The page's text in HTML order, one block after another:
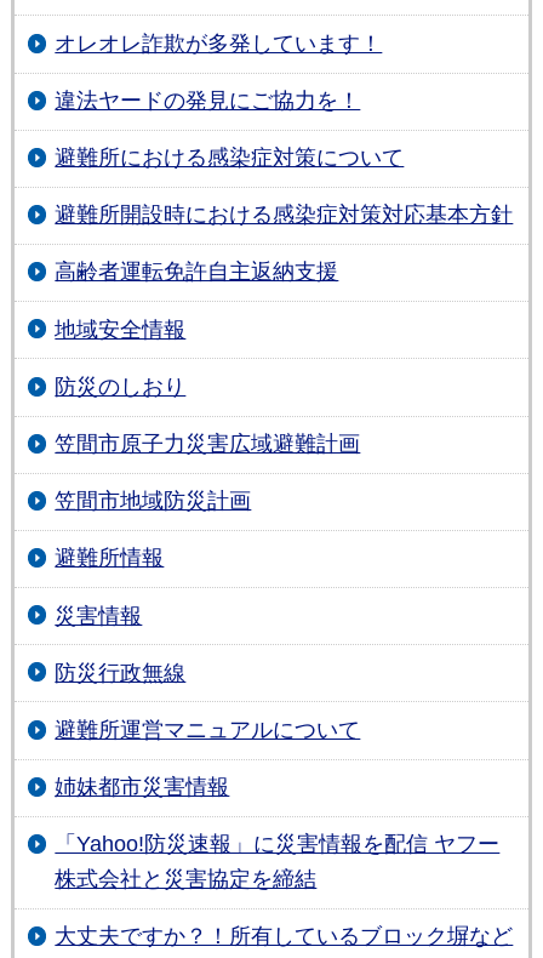
オレオレ詐欺が多発しています！
違法ヤードの発見にご協力を！
避難所における感染症対策について
避難所開設時における感染症対策対応基本方針
高齢者運転免許自主返納支援
地域安全情報
防災のしおり
笠間市原子力災害広域避難計画
笠間市地域防災計画
避難所情報
災害情報
防災行政無線
避難所運営マニュアルについて
姉妹都市災害情報
「Yahoo!防災速報」に災害情報を配信 ヤフー
株式会社と災害協定を締結
大丈夫ですか？！所有しているブロック塀など